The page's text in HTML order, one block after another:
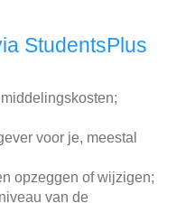
StudentsPlus
voor je, meestal
opzeggen of wijzigen;
van de